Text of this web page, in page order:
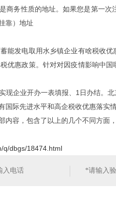
商务性质的地址。如果您是第一
靠）地址
能发电取用水乡镇企业有啥税收
优惠政策。针对对因疫情影响中
现企业开办一表填报、1日办结。
国际先进水平和高企税收优惠落实
容，包含了以上的几个不同方面
q/dbgs/18474.html